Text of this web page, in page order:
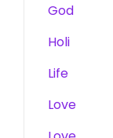
God
Holi
Life
Love